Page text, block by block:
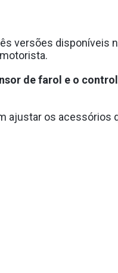
versões disponíveis
de farol e o
ajustar os acessórios